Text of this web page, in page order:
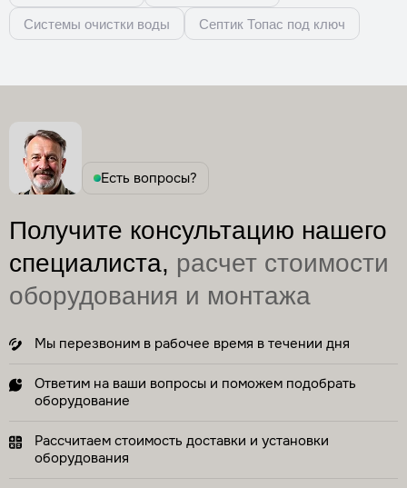
Системы очистки воды Септик Топас под ключ
Есть вопросы?
Получите консультацию нашего
специалиста, расчет стоимости
оборудования и монтажа
Мы перезвоним в рабочее время в течении дня
Ответим на ваши вопросы и поможем подобрать
оборудование
Рассчитаем стоимость доставки и установки
оборудования